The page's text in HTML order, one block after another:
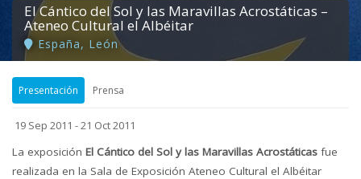
El Cántico del Sol y las Maravillas Acrostáticas –
Ateneo Cultural el Albéitar
España, León
Presentación Prensa
19 Sep 2011 - 21 Oct 2011
La exposición El Cántico del Sol y las Maravillas Acrostáticas fue
realizada en la Sala de Exposición Ateneo Cultural el Albéitar